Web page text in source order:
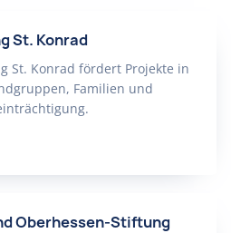
St. Konrad
St. Konrad fördert Projekte in
Familien und
Oberhessen-Stiftung